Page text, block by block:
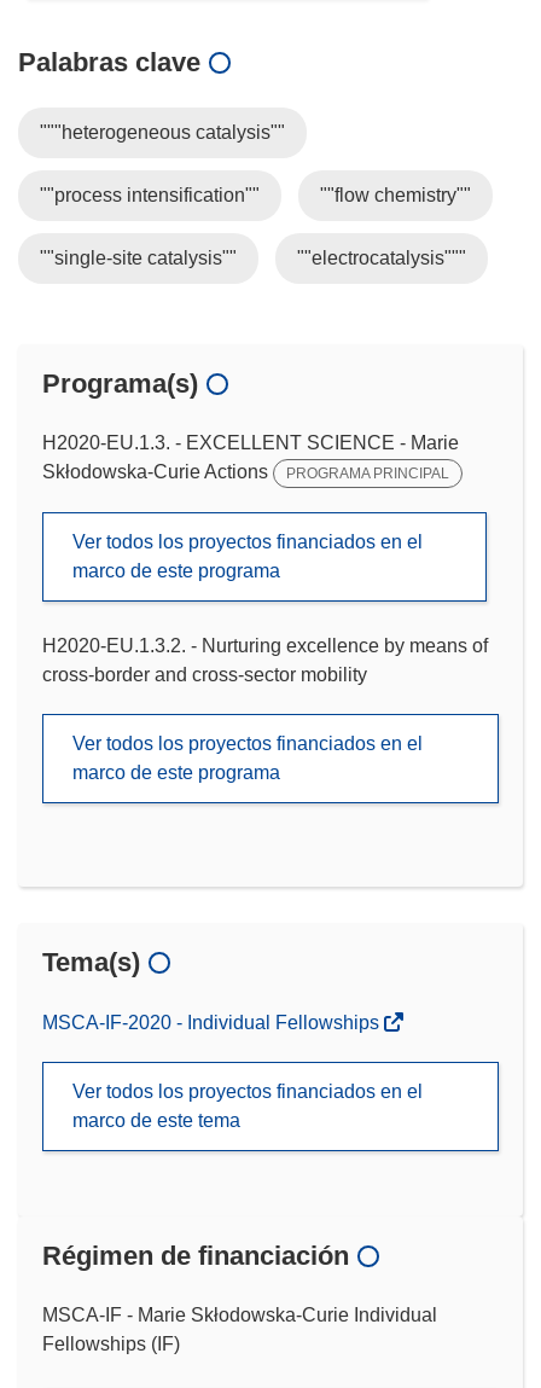
Palabras clave
"""heterogeneous catalysis""
""process intensification"" ""flow chemistry""
""single-site catalysis"" ""electrocatalysis"""
Programa(s)
H2020-EU.1.3. - EXCELLENT SCIENCE - Marie
Skłodowska-Curie Actions
PROGRAMA PRINCIPAL
Ver todos los proyectos financiados en el
marco de este programa
H2020-EU.1.3.2. - Nurturing excellence by means of
cross-border and cross-sector mobility
Ver todos los proyectos financiados en el
marco de este programa
Tema(s)
MSCA-IF-2020 - Individual Fellowships
Ver todos los proyectos financiados en el
marco de este tema
Régimen de financiación
MSCA-IF - Marie Skłodowska-Curie Individual
Fellowships (IF)